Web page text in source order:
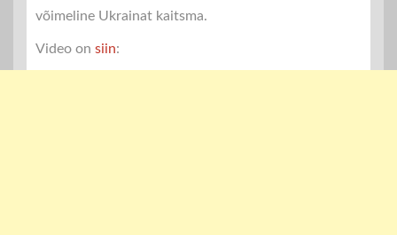
võimeline Ukrainat kaitsma.
Video on siin: